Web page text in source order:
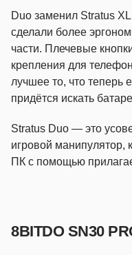
Duo заменил Stratus
сделали более
части. Плечевые
крепления для
лучшее то, что теперь
придётся искать
Stratus Duo — это
игровой манипулятор,
ПК с помощью
8BITDO SN30